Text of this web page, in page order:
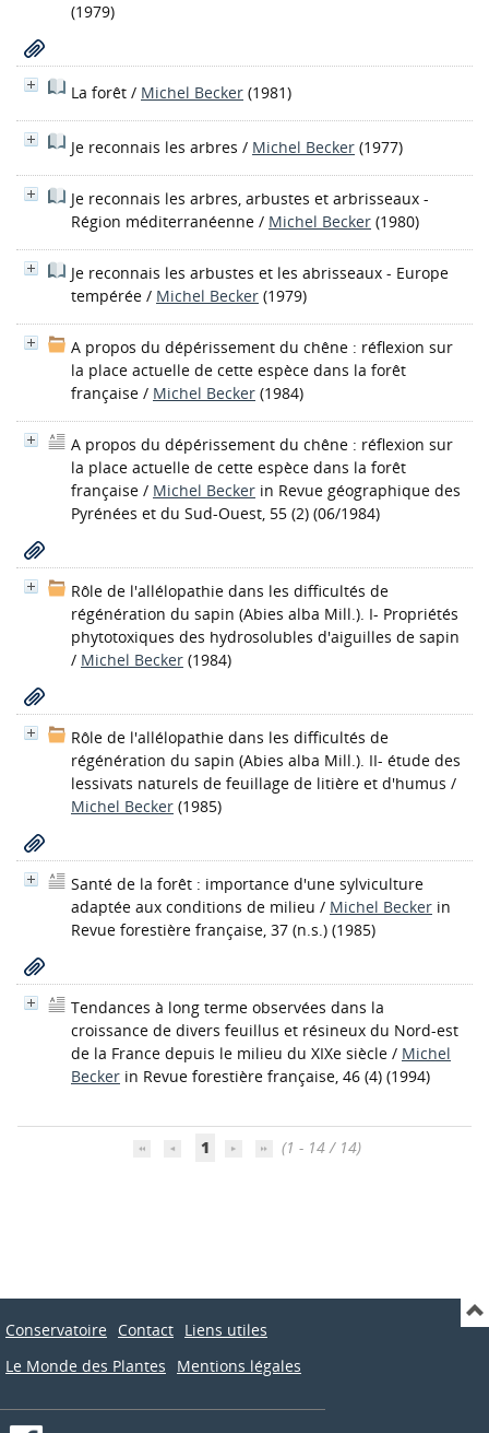
(1979)
La forêt / Michel Becker (1981)
Je reconnais les arbres / Michel Becker (1977)
Je reconnais les arbres, arbustes et arbrisseaux -
Région méditerranéenne / Michel Becker (1980)
Je reconnais les arbustes et les abrisseaux - Europe
tempérée / Michel Becker (1979)
A propos du dépérissement du chêne : réflexion sur
la place actuelle de cette espèce dans la forêt
française / Michel Becker (1984)
A propos du dépérissement du chêne : réflexion sur
la place actuelle de cette espèce dans la forêt
française / Michel Becker in Revue géographique des
Pyrénées et du Sud-Ouest, 55 (2) (06/1984)
Rôle de l'allélopathie dans les difficultés de
régénération du sapin (Abies alba Mill.). I- Propriétés
phytotoxiques des hydrosolubles d'aiguilles de sapin
/ Michel Becker (1984)
Rôle de l'allélopathie dans les difficultés de
régénération du sapin (Abies alba Mill.). II- étude des
lessivats naturels de feuillage de litière et d'humus /
Michel Becker (1985)
Santé de la forêt : importance d'une sylviculture
adaptée aux conditions de milieu / Michel Becker in
Revue forestière française, 37 (n.s.) (1985)
Tendances à long terme observées dans la
croissance de divers feuillus et résineux du Nord-est
de la France depuis le milieu du XIXe siècle / Michel
Becker in Revue forestière française, 46 (4) (1994)
1 (1 - 14 / 14)
Conservatoire Contact Liens utiles
Le Monde des Plantes
Mentions légales